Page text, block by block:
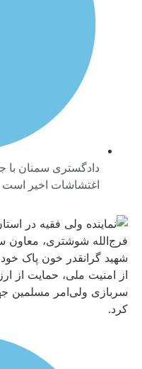
دادگستری سمنان با
اغتشاشات اخیر است